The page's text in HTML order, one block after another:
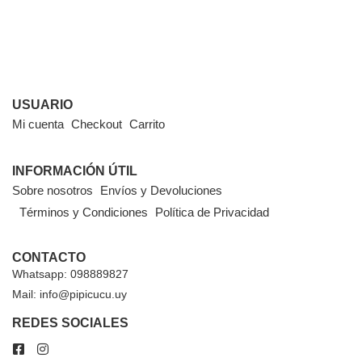
USUARIO
Mi cuenta Checkout Carrito
INFORMACIÓN ÚTIL
Sobre nosotros
Envíos y Devoluciones
Términos y Condiciones
Política de Privacidad
CONTACTO
Whatsapp: 098889827
Mail: info@pipicucu.uy
REDES SOCIALES